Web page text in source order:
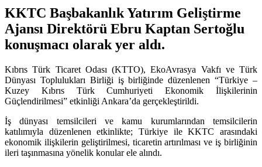
KKTC Başbakanlık Yatırım Geliştirme
Ajansı Direktörü Ebru Kaptan Sertoğlu
konuşmacı olarak yer aldı.
Kıbrıs Türk Ticaret Odası (KTTO), EkoAvrasya Vakfı ve Türk
Dünyası Toplulukları Birliği iş birliğinde düzenlenen “Türkiye –
Kuzey Kıbrıs Türk Cumhuriyeti Ekonomik İlişkilerinin
Güçlendirilmesi” etkinliği Ankara’da gerçekleştirildi.
İş dünyası temsilcileri ve kamu kurumlarından temsilcilerin
katılımıyla düzenlenen etkinlikte; Türkiye ile KKTC arasındaki
ekonomik ilişkilerin geliştirilmesi, ticaretin artırılması ve iş birliğinin
ileri taşınmasına yönelik konular ele alındı.